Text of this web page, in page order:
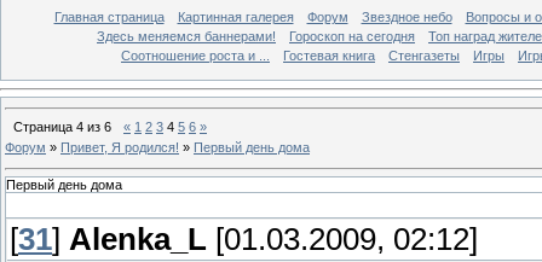
Главная страница Картинная галерея Форум Звездное небо
Вопросы и
Здесь меняемся баннерами!
Гороскоп на сегодня
Топ наград
Соотношение роста и ...
Гостевая книга Стенгазеты Игры
Страница 4 из 6 « 1 2 3 4 5 6 »
Форум » Привет, Я родился! » Первый день дома
Первый день дома
[31] Alenka_L [01.03.2009, 02:12]